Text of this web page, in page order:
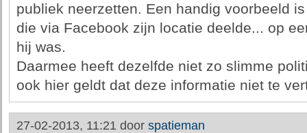
publiek neerzetten. Een handig voorbeeld
die via Facebook zijn locatie deelde... op
hij was.
Daarmee heeft dezelfde niet zo slimme
ook hier geldt dat deze informatie niet te
27-02-2013, 11:21 door spatieman